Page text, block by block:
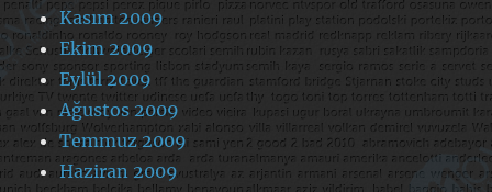
Kasım 2009
Ekim 2009
Eylül 2009
Ağustos 2009
Temmuz 2009
Haziran 2009